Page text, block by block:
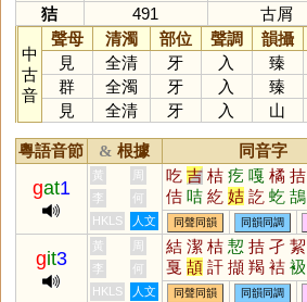
狤
491 古屑
中
古
音
聲母 清濁 部位 聲調 韻攝
見
全清 牙 入 臻
群
全濁 牙 入 臻
見
全清 牙 入 山
粵語音節 & 根據 同音字
gat1
黃 周 吃 吉 桔 疙 嘎 橘 拮
佶 咭 紇 姞 訖 虼 鴶
李
何
HKLS
人文 同聲同韻 同韻同調
git3
黃 周 結 潔 桔 恝 拮 孑 絜
戛 頡 訐 擷 羯 袺 衱
迼 磍 扴 洁 洯 岊 鮚
李
何
HKLS
人文 同聲同韻 同韻同調